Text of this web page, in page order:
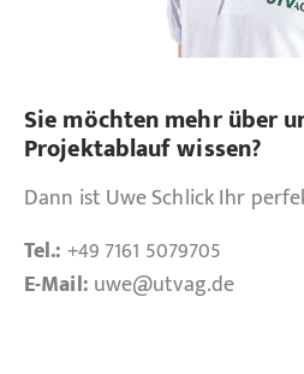
Sie möchten mehr über
Projektablauf wissen?
Dann ist Uwe Schlick Ihr
Tel.: +49 7161 5079705
E-Mail: uwe@utvag.de